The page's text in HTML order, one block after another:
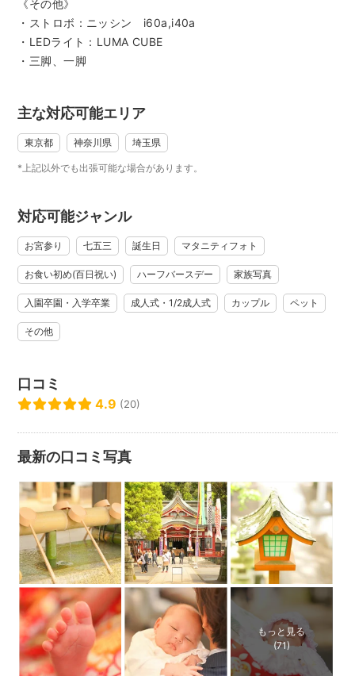
①撮影内容（家族写真、七五三など）
②希望日時
③撮影場所
④撮影許可の可否（公園や神社など撮影許可が必要な場合が
⑥SNS等への顔出し可否(後姿のみ可などでも構いません！ご
協力いただけると嬉しいです。)
２：打ち合わせ
３：撮影当日
打ち合わせの内容にそって進めていきます。
４：お写真のお渡し
撮影から早ければ当日、遅くとも１週間でお届けいたしま
す。平均して翌日朝までにはお届けしております。
《その他》
・ストロボ：ニッシン i60a,i40a
・LEDライト：LUMA CUBE
・三脚、一脚
主な対応可能エリア
東京都 神奈川県 埼玉県
*上記以外でも出張可能な場合があります。
対応可能ジャンル
お宮参り 七五三 誕生日 マタニティフォト
お食い初め(百日祝い) ハーフバースデー 家族写真
入園卒園・入学卒業 成人式・1/2成人式 カップル ペット
その他
口コミ
4.9 (20)
最新の口コミ写真
もっと見る
(71)